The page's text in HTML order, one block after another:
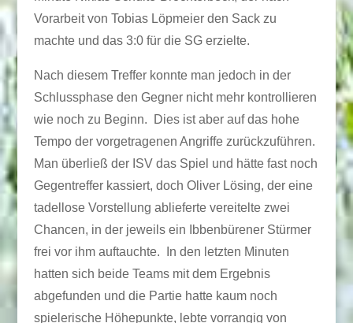
Vorarbeit von Tobias Löpmeier den Sack zu
machte und das 3:0 für die SG erzielte.
Nach diesem Treffer konnte man jedoch in der
Schlussphase den Gegner nicht mehr kontrollieren
wie noch zu Beginn. Dies ist aber auf das hohe
Tempo der vorgetragenen Angriffe zurückzuführen.
Man überließ der ISV das Spiel und hätte fast noch
Gegentreffer kassiert, doch Oliver Lösing, der eine
tadellose Vorstellung ablieferte vereitelte zwei
Chancen, in der jeweils ein Ibbenbürener Stürmer
frei vor ihm auftauchte. In den letzten Minuten
hatten sich beide Teams mit dem Ergebnis
abgefunden und die Partie hatte kaum noch
spielerische Höhepunkte, lebte vorrangig von